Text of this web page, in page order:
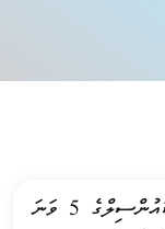
އަރިއަތޮޅު އުތުރުބުރީ ތޮއްޑޫކައުންސިލްގެ 5 ވަނަ